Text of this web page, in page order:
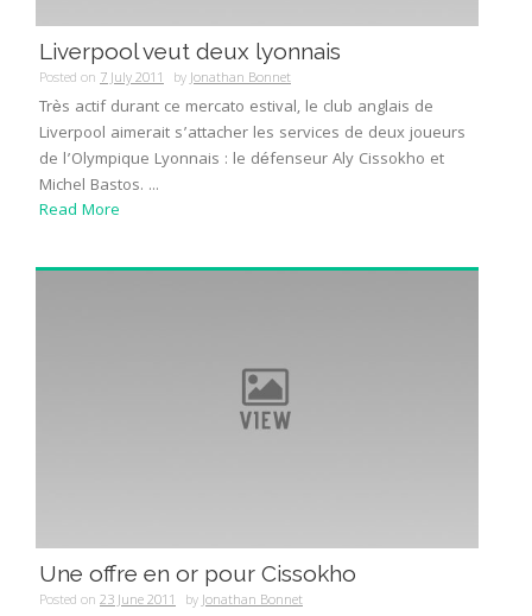
Liverpool veut deux lyonnais
Posted on 7 July 2011 byJonathan Bonnet
Très actif durant ce mercato estival, le club anglais de
Liverpool aimerait s’attacher les services de deux joueurs
de l’Olympique Lyonnais : le défenseur Aly Cissokho et
Michel Bastos. ...
Read More
Une offre en or pour Cissokho
Posted on 23 June 2011 byJonathan Bonnet